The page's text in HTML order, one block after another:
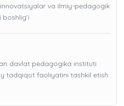
va ilmiy-pedagogik
davlat pedagogika instituti
tadqiqot faoliyatini tashkil etish